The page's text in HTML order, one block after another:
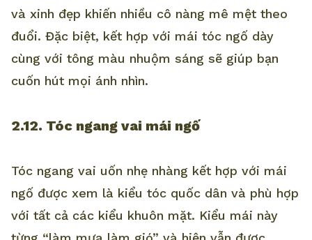
và xinh đẹp khiến nhiều cô nàng mê mệt theo
đuổi. Đặc biệt, kết hợp với mái tóc ngố dày
cùng với tông màu nhuộm sáng sẽ giúp bạn
cuốn hút mọi ánh nhìn.
2.12. Tóc ngang vai mái ngố
Tóc ngang vai uốn nhẹ nhàng kết hợp với mái
ngố được xem là kiểu tóc quốc dân và phù hợp
với tất cả các kiểu khuôn mặt. Kiểu mái này